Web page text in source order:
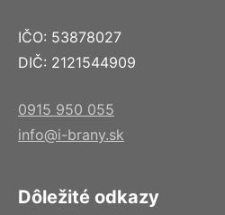
IČO: 53878027
DIČ: 2121544909
0915 950 055
info@i-brany.sk
Dôležité odkazy